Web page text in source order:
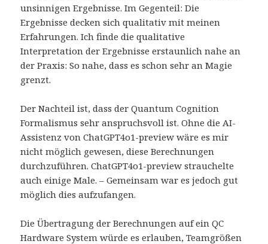
unsinnigen Ergebnisse. Im Gegenteil: Die
Ergebnisse decken sich qualitativ mit meinen
Erfahrungen. Ich finde die qualitative
Interpretation der Ergebnisse erstaunlich nahe an
der Praxis: So nahe, dass es schon sehr an Magie
grenzt.
Der Nachteil ist, dass der Quantum Cognition
Formalismus sehr anspruchsvoll ist. Ohne die AI-
Assistenz von ChatGPT4o1-preview wäre es mir
nicht möglich gewesen, diese Berechnungen
durchzuführen. ChatGPT4o1-preview strauchelte
auch einige Male. – Gemeinsam war es jedoch gut
möglich dies aufzufangen.
Die Übertragung der Berechnungen auf ein QC
Hardware System würde es erlauben, Teamgrößen